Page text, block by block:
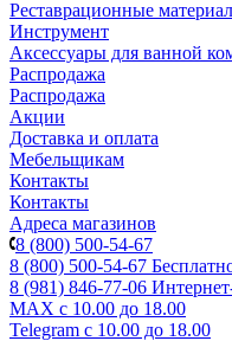
Реставрационные
Инструмент
Аксессуары для ванной
Распродажа
Распродажа
Акции
Доставка и оплата
Мебельщикам
Контакты
Контакты
Адреса магазинов
8 (800) 500-54-67
8 (800) 500-54-67
8 (981) 846-77-06
MAX с 10.00 до 18.00
Telegram с 10.00 до 18.00